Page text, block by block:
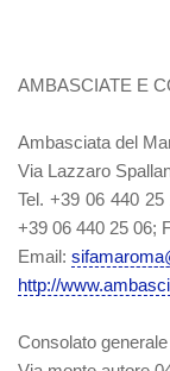
AMBASCIATE E
Ambasciata del
Via Lazzaro
Tel. +39 06 440
+39 06 440 25 06;
Email:
http://
Consolato